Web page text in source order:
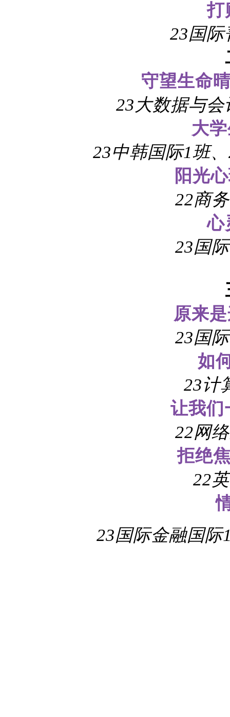
打
23国
守望生命
23大数据与
大
23中韩国际1班
阳光
22商
心
23国
原来
23国
如
23计
让我们
22网
拒绝
22
23国际金融国际1、3